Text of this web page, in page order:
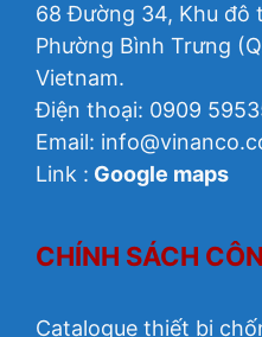
68 Đường 34, Khu đô
Phường Bình Trưng
Vietnam.
Điện thoại: 0909
Email:
Link : Google maps
CHÍNH SÁCH
Catalogue thiết bị